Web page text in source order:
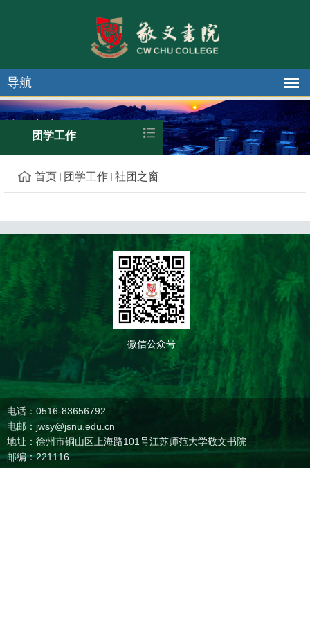
导航
社团之窗
团学工作
首页 团学工作 社团之窗
微信公众号
电话：0516-83656792
电邮：jwsy@jsnu.edu.cn
地址：徐州市铜山区上海路101号江苏师范大学敬文书院
邮编：221116